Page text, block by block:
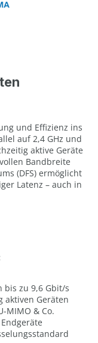
und Effizienz ins
auf 2,4 GHz und
aktive Geräte
Bandbreite
(DFS) ermöglicht
Latenz – auch in
bis zu 9,6 Gbit/s
aktiven Geräten
MIMO & Co.